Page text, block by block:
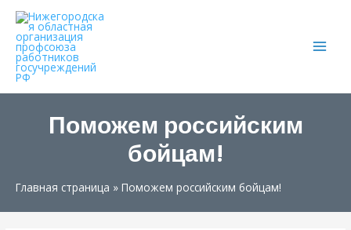
Поможем российским
бойцам!
Главная страница » Поможем российским бойцам!